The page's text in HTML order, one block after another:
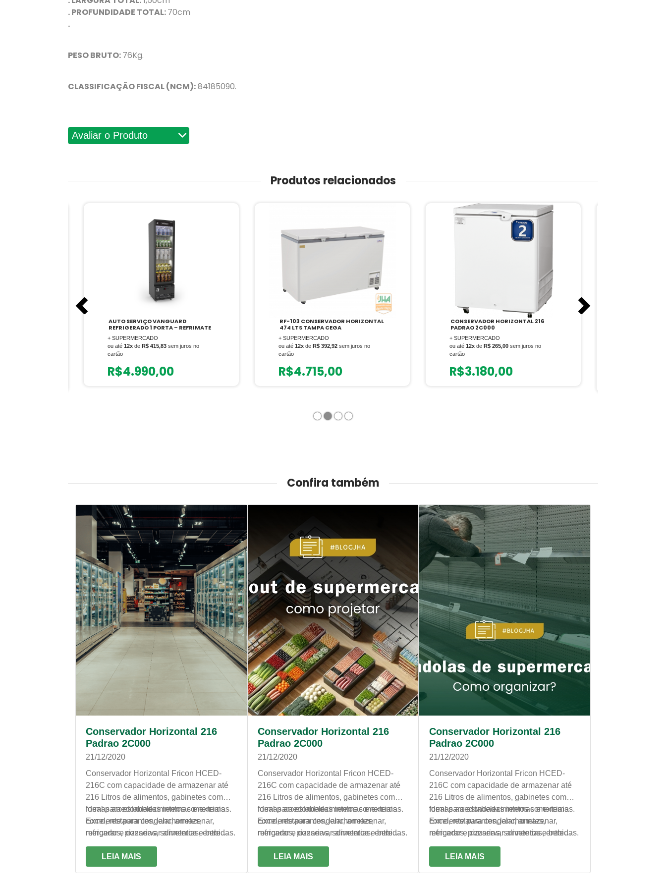
. PROFUNDIDADE TOTAL:70cm
.
PESO BRUTO:76Kg.
CLASSIFICAÇÃO FISCAL (NCM):84185090.
Avaliações
Produtos relacionados
AUTO SERVIÇO VANGUARD
REFRIGERADO 1 PORTA – REFRIMATE
+ SUPERMERCADO
ou até 12x de R$ 415,83 sem juros no
cartão
R$4.990,00
RF-103 CONSERVADOR HORIZONTAL
474 LTS TAMPA CEGA
+ SUPERMERCADO
ou até 12x de R$ 392,92 sem juros no
cartão
R$4.715,00
CONSERVADOR HORIZONTAL 216
PADRAO 2C000
+ SUPERMERCADO
ou até 12x de R$ 265,00 sem juros no
cartão
R$3.180,00
1 2 3 4
Confira também
Conservador Horizontal 216
Padrao 2C000
21/12/2020
Conservador Horizontal Fricon HCED-
216C com capacidade de armazenar até
216 Litros de alimentos, gabinetes com
formas arredondadas internas e externas.
Excelente para congelar, armazenar,
refrigerar e conservar alimentos e bebidas.
Ideal para estabelecimentos comerciais
como, restaurantes, lanchonetes,
mercados, pizzarias, sorveterias, entre
outros.
LEIA MAIS
Conservador Horizontal 216
Padrao 2C000
21/12/2020
Conservador Horizontal Fricon HCED-
216C com capacidade de armazenar até
216 Litros de alimentos, gabinetes com
formas arredondadas internas e externas.
Excelente para congelar, armazenar,
refrigerar e conservar alimentos e bebidas.
Ideal para estabelecimentos comerciais
como, restaurantes, lanchonetes,
mercados, pizzarias, sorveterias, entre
outros.
LEIA MAIS
Conservador Horizontal 216
Padrao 2C000
21/12/2020
Conservador Horizontal Fricon HCED-
216C com capacidade de armazenar até
216 Litros de alimentos, gabinetes com
formas arredondadas internas e externas.
Excelente para congelar, armazenar,
refrigerar e conservar alimentos e bebidas.
Ideal para estabelecimentos comerciais
como, restaurantes, lanchonetes,
mercados, pizzarias, sorveterias, entre
outros.
LEIA MAIS